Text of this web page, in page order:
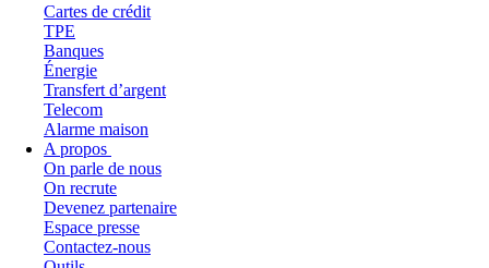
Cartes de crédit
TPE
Banques
Énergie
Transfert d’argent
Telecom
Alarme maison
A propos
On parle de nous
On recrute
Devenez partenaire
Espace presse
Contactez-nous